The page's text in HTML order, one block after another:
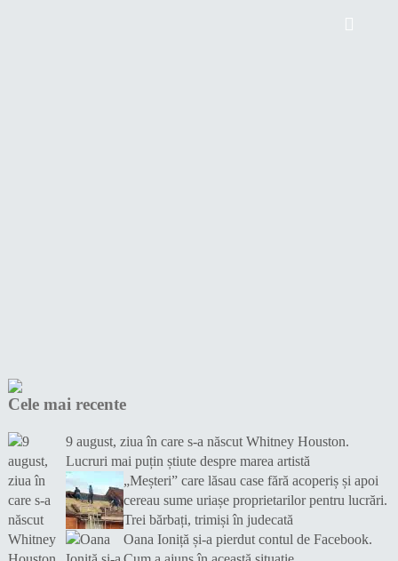
Cele mai recente
9 august, ziua în care s-a născut Whitney Houston.
Lucruri mai puțin știute despre marea artistă
„Meșteri” care lăsau case fără acoperiș și apoi
cereau sume uriașe proprietarilor pentru lucrări.
Trei bărbați, trimiși în judecată
Oana Ioniță și-a pierdut contul de Facebook.